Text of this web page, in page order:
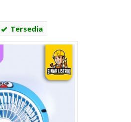
Tersedia